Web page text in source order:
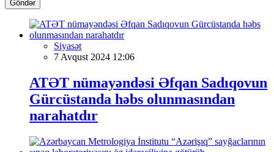
Göndər
Siyasət
7 Avqust 2024 12:06
ATƏT nümayəndəsi Əfqan Sadıqovun
Gürcüstanda həbs olunmasından
narahatdır